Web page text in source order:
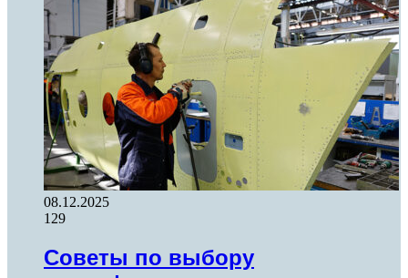
08.12.2025
129
Советы по выбору